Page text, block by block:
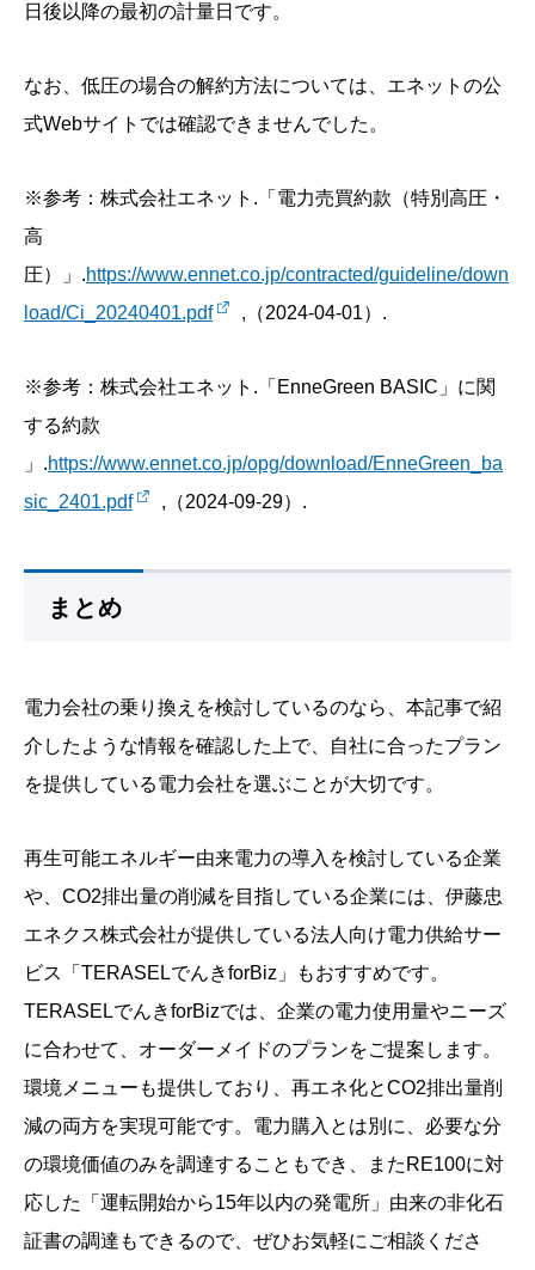
日後以降の最初の計量日です。
なお、低圧の場合の解約方法については、エネットの公
式Webサイトでは確認できませんでした。
※参考：株式会社エネット.「電力売買約款（特別高圧・
高
圧）」.https://www.ennet.co.jp/contracted/guideline/down
load/Ci_20240401.pdf
,（2024-04-01）.
※参考：株式会社エネット.「EnneGreen BASIC」に関
する約款
」.https://www.ennet.co.jp/opg/download/EnneGreen_ba
sic_2401.pdf
,（2024-09-29）.
まとめ
電力会社の乗り換えを検討しているのなら、本記事で紹
介したような情報を確認した上で、自社に合ったプラン
を提供している電力会社を選ぶことが大切です。
再生可能エネルギー由来電力の導入を検討している企業
や、CO2排出量の削減を目指している企業には、伊藤忠
エネクス株式会社が提供している法人向け電力供給サー
ビス「TERASELでんきforBiz」もおすすめです。
TERASELでんきforBizでは、企業の電力使用量やニーズ
に合わせて、オーダーメイドのプランをご提案します。
環境メニューも提供しており、再エネ化とCO2排出量削
減の両方を実現可能です。電力購入とは別に、必要な分
の環境価値のみを調達することもでき、またRE100に対
応した「運転開始から15年以内の発電所」由来の非化石
証書の調達もできるので、ぜひお気軽にご相談くださ